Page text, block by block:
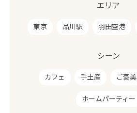
エリア
東京 品川駅 羽田空港
シーン
カフェ 手土産 ご褒美
ホームパーティー